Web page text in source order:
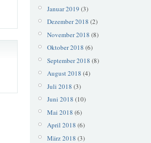
Januar 2019 (3)
Dezember 2018 (2)
November 2018 (8)
Oktober 2018 (6)
September 2018 (8)
August 2018 (4)
Juli 2018 (3)
Juni 2018 (10)
Mai 2018 (6)
April 2018 (6)
März 2018 (3)